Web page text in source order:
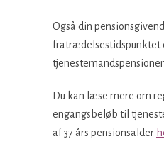
Også din
fratrædelsestidspunktet
Du kan læse mere om
engangsbeløb til
af 37 års pensionsalder